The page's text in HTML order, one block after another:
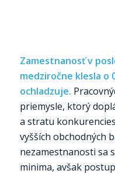
Zamestnanosť v
medziročne klesla o
ochladzuje.
priemysle, ktorý
a stratu
vyšších obchodných
nezamestnanosti sa
minima, avšak